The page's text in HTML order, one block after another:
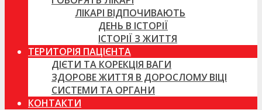
ЛІКАРІ ВІДПОЧИВАЮТЬ
ДЕНЬ В ІСТОРІЇ
ІСТОРІЇ З ЖИТТЯ
ТЕРИТОРІЯ ПАЦІЄНТА
ДІЄТИ ТА КОРЕКЦІЯ ВАГИ
ЗДОРОВЕ ЖИТТЯ В ДОРОСЛОМУ ВІЦІ
СИСТЕМИ ТА ОРГАНИ
КОНТАКТИ